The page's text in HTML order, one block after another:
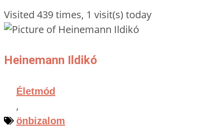
Visited 439 times, 1 visit(s) today
Heinemann Ildikó
Életmód
,
önbizalom